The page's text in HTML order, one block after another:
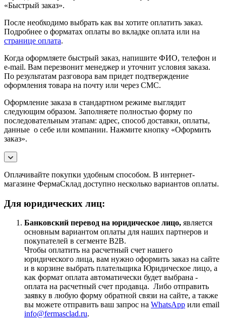
«Быстрый заказ».
После необходимо выбрать как вы хотите оплатить заказ.
Подробнее о форматах оплаты во вкладке оплата или на
странице оплата.
Когда оформляете быстрый заказ, напишите ФИО, телефон и
e-mail. Вам перезвонит менеджер и уточнит условия заказа.
По результатам разговора вам придет подтверждение
оформления товара на почту или через СМС.
Оформление заказа в стандартном режиме выглядит
следующим образом. Заполняете полностью форму по
последовательным этапам: адрес, способ доставки, оплаты,
данные о себе или компании. Нажмите кнопку «Оформить
заказ».
Оплачивайте покупки удобным способом. В интернет-
магазине ФермаСклад доступно несколько вариантов оплаты.
Для юридических лиц:
Банковский перевод на юридическое лицо, является
основным вариантом оплаты для наших партнеров и
покупателей в сегменте B2B.
Чтобы оплатить на расчетный счет нашего
юридического лица, вам нужно оформить заказ на сайте
и в корзине выбрать плательщика Юридическое лицо, а
как формат оплата автоматически будет выбрана -
оплата на расчетный счет продавца. Либо отправить
заявку в любую форму обратной связи на сайте, а также
вы можете отправить ваш запрос на WhatsApp или email
info@fermasclad.ru.